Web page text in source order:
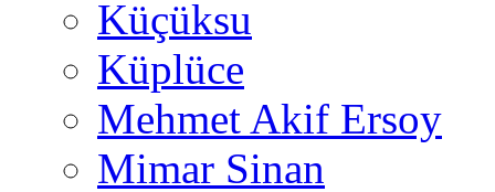
Küçüksu
Küplüce
Mehmet Akif Ersoy
Mimar Sinan